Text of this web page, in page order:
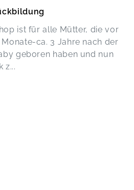
ist für alle Mütter, die vor
ca. 3 Jahre nach der
geboren haben und nun
z...